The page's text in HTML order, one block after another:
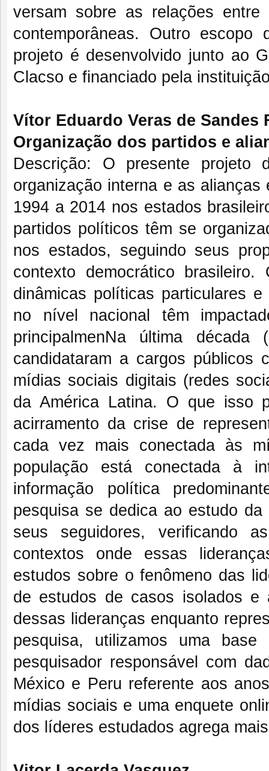
versam sobre as relações
contemporâneas. Outro
projeto é desenvolvido junto ao
Clacso e financiado pela
Vítor Eduardo Veras de Sandes
Organização dos partidos e
Descrição: O presente projeto
organização interna e as
1994 a 2014 nos estados
partidos políticos têm se
nos estados, seguindo seus
contexto democrático
dinâmicas políticas particulares
no nível nacional têm
principalmenNa última década
candidataram a cargos públicos
mídias sociais digitais (redes
da América Latina. O que isso
acirramento da crise de
cada vez mais conectada às
população está conectada à
informação política
pesquisa se dedica ao estudo
seus seguidores, verificando
contextos onde essas
estudos sobre o fenômeno das
de estudos de casos isolados e
dessas lideranças enquanto
pesquisa, utilizamos uma
pesquisador responsável com
México e Peru referente aos
mídias sociais e uma enquete
dos líderes estudados agrega